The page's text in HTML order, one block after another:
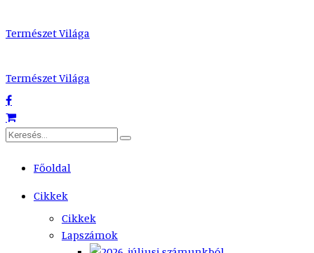
Természet Világa
Természet Világa
Főoldal
Cikkek
Cikkek
Lapszámok